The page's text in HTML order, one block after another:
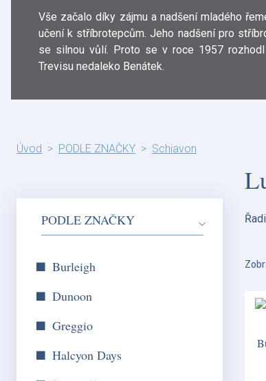
Vše začalo díky zájmu a nadšení mladého
učení k stříbrotepcům. Jeho nadšení pro
se silnou vůlí. Proto se v roce 1957
Trevisu nedaleko Benátek.
Úvod PODLE ZNAČKY Schiavon
PODLE ZNAČKY
Burleigh
Dunoon
Greggio
Halcyon Days